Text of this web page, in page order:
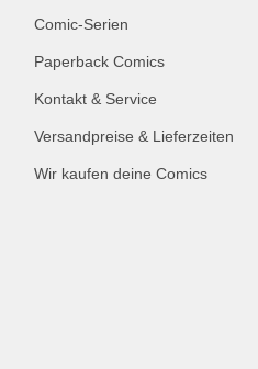
Comic-Serien
Paperback Comics
Kontakt & Service
Versandpreise & Lieferzeiten
Wir kaufen deine Comics